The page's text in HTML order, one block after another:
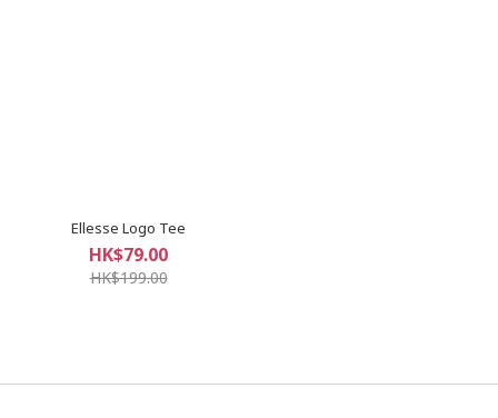
Ellesse Logo Tee
HK$79.00
HK$199.00